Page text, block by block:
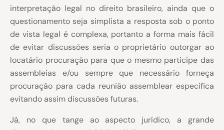
interpretação legal no direito brasileiro, ainda que o
questionamento seja simplista a resposta sob o ponto
de vista legal é complexa, portanto a forma mais fácil
de evitar discussões seria o proprietário outorgar ao
locatário procuração para que o mesmo participe das
assembleias e/ou sempre que necessário forneça
procuração para cada reunião assemblear especifica
evitando assim discussões futuras.
Já, no que tange ao aspecto jurídico, a grande